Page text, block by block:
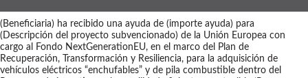
(Beneficiaria) ha recibido una ayuda de (importe ayuda) para
(Descripción del proyecto subvencionado) de la Unión Europea con
cargo al Fondo NextGenerationEU, en el marco del Plan de
Recuperación, Transformación y Resiliencia, para la adquisición de
vehículos eléctricos “enchufables” y de pila combustible dentro del